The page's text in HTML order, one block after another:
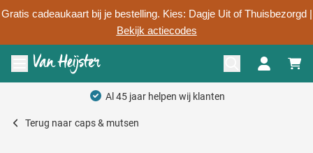
Gratis cadeaukaart bij je bestelling. Kies: Dagje Uit of Thuisbezorgd |
Bekijk actiecodes
Ga naar de inhoud
Menu openen
Persoonlijk advies
Terug naar caps & mutsen